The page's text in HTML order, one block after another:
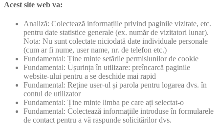
Acest site web va:
Analiză: Colectează informațiile privind paginile vizitate, etc.
pentru date statistice generale (ex. număr de vizitatori lunar).
Nota: Nu sunt colectate niciodată date individuale personale
(cum ar fi nume, user name, nr. de telefon etc.)
Fundamental: Ține minte setările permisiunilor de cookie
Fundamental: Ușurința în utilizare: preîncarcă paginile
website-ului pentru a se deschide mai rapid
Fundamental: Reține user-ul și parola pentru logarea dvs. în
contul de utilizator
Fundamental: Ține minte limba pe care ați selectat-o
Fundamental: Colectează informațiile introduse în formularele
de contact pentru a vă raspunde solicitărilor dvs.